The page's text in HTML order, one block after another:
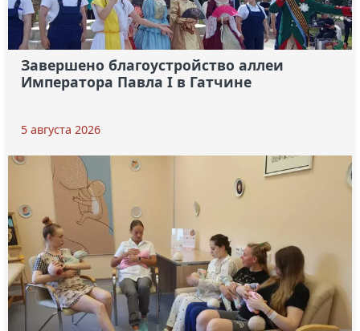
Завершено благоустройство аллеи
Императора Павла I в Гатчине
5 августа 2026